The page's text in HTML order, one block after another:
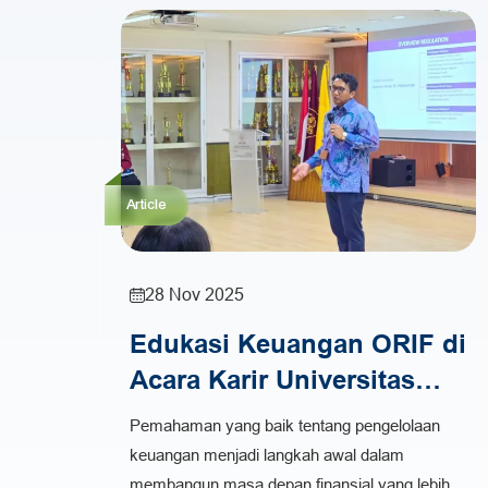
Article
28 Nov 2025
Edukasi Keuangan ORIF di
Acara Karir Universitas
Tarumanagara
Pemahaman yang baik tentang pengelolaan
keuangan menjadi langkah awal dalam
membangun masa depan finansial yang lebih